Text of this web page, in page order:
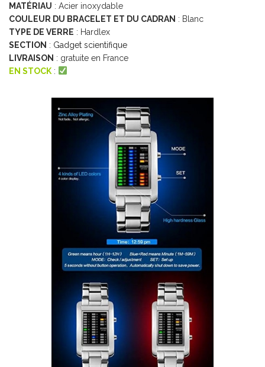
MATÉRIAU : Acier inoxydable
COULEUR DU BRACELET ET DU CADRAN : Blanc
TYPE DE VERRE : Hardlex
SECTION : Gadget scientifique
LIVRAISON : gratuite en France
EN STOCK :